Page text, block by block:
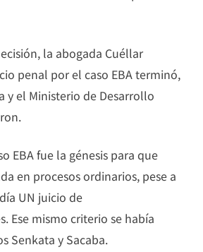
la abogada Cuéllar
penal por el caso EBA terminó,
y el Ministerio de Desarrollo
EBA fue la génesis para que
en procesos ordinarios, pese a
UN juicio de
Ese mismo criterio se había
Senkata y Sacaba.